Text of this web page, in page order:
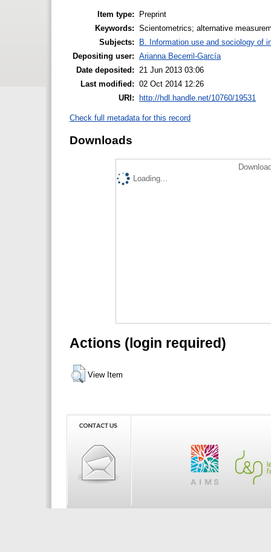
Item type:
Preprint
Keywords: Scientometrics; alternative
Subjects:
B. Information use and sociology of
Depositing user: Arianna Becerril-García
Date deposited:
21 Jun 2013 03:06
Last modified: 02 Oct 2014 12:26
URI:
http://hdl.handle.net/10760/19531
Check full metadata for this record
Downloads
Loading...
Actions (login required)
View Item